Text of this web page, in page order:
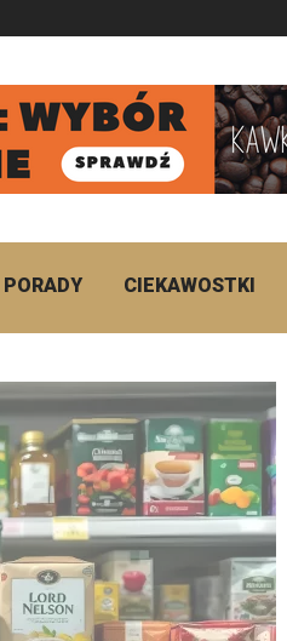
PORADY CIEKAWOSTKI